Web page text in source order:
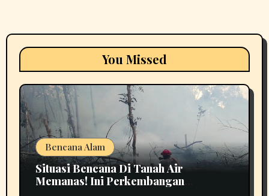
You Missed
Bencana Alam
Situasi Bencana Di Tanah Air
Memanas! Ini Perkembangan